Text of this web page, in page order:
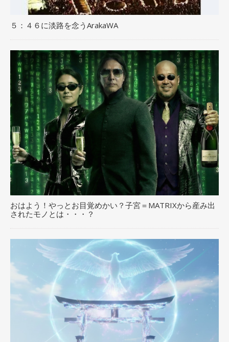
５：４６に淡路を念うArakaWA
おはよう！やっとお目覚めかい？子宮＝MATRIXから産み出
されたモノとは・・・？